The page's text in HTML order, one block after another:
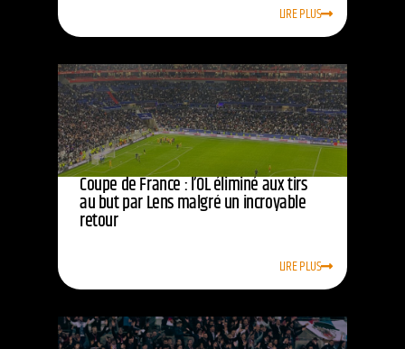
LIRE PLUS
Coupe de France : l’OL éliminé aux tirs
au but par Lens malgré un incroyable
retour
LIRE PLUS